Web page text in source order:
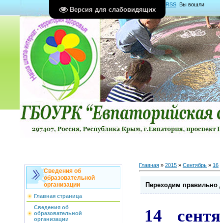
Версия для слабовидящих
RSS Вы вошли
какГость Группа "Гости"
Сведения об
образовательной
организации
Главная страница
Сведения об
образовательной
организации
Главная » 2015 » Сентябрь » 16
Переходим правильно
14